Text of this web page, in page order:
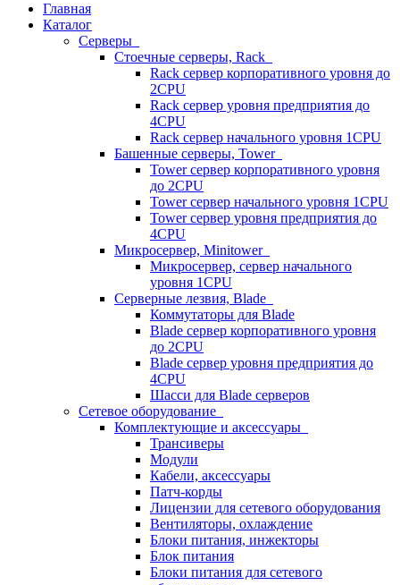
Главная
Каталог
Серверы
Стоечные серверы, Rack
Rack сервер корпоративного уровня до
2CPU
Rack сервер уровня предприятия до
4CPU
Rack сервер начального уровня 1CPU
Башенные серверы, Tower
Tower сервер корпоративного уровня
до 2CPU
Tower сервер начального уровня 1CPU
Tower сервер уровня предприятия до
4CPU
Микросервер, Minitower
Микросервер, сервер начального
уровня 1CPU
Серверные лезвия, Blade
Коммутаторы для Blade
Blade сервер корпоративного уровня
до 2CPU
Blade сервер уровня предприятия до
4CPU
Шасси для Blade серверов
Сетевое оборудование
Комплектующие и аксессуары
Трансиверы
Модули
Кабели, аксессуары
Патч-корды
Лицензии для сетевого оборудования
Вентиляторы, охлаждение
Блоки питания, инжекторы
Блок питания
Блоки питания для сетевого